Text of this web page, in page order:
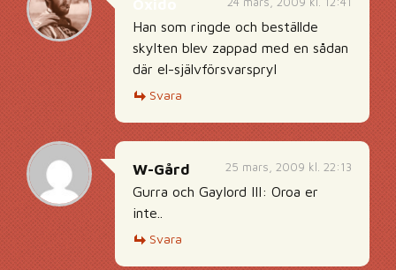
Han som ringde och beställde
skylten blev zappad med en sådan
där el-självförsvarspryl
Svara
25 mars, 2009 kl. 22:13
W-Gård
Gurra och Gaylord III: Oroa er
inte..
Svara